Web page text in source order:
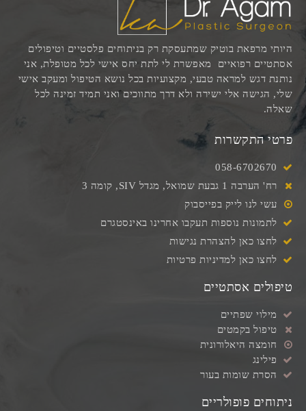
ניתוחים פופולריים
טיפולים אסתטיים
מילוי שפתיים
טיפול בקמטים
חומצה היאלורונית
פילינג
הסרת שומות בעור
פרטי התקשרות
058-6702670
רח' הערבה 1 גבעת שמואל, מגדל SIV, קומה 3
עשי לנו לייק בפייסבוק
לתמונות נוספות תעקבו אחרינו באינסטגרם
לחצו כאן להצהרת נגישות
לחצו כאן למדיניות פרטיות
היותי מרפאת בוטיק שמתעסקת רק בניתוחים פלסטיים וטיפולים
אסתטיים רפואיים מאפשרת לי לתת יחס אישי לכל מטופלת, אני
נותנת דגש למראה טבעי, מקצועיות בכל נושא הטיפול ומעקב אישי
שלי, הגישה אלי ישירה ולא דרך מתווכים ואני תמיד זמינה לכל
שאלה.